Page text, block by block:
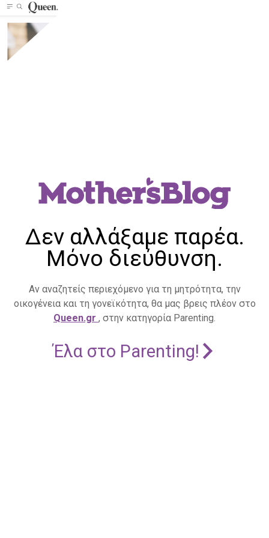
Δεν αλλάξαμε παρέα.
Μόνο διεύθυνση.
Αν αναζητείς περιεχόμενο για τη μητρότητα, την
οικογένεια και τη γονεϊκότητα, θα μας βρεις πλέον στο
Queen.gr , στην κατηγορία Parenting.
Έλα στο Parenting!